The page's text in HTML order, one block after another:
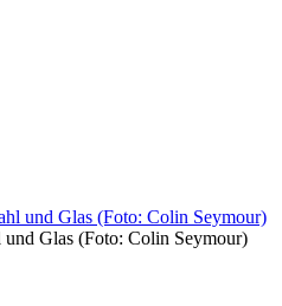
und Glas (Foto: Colin Seymour)